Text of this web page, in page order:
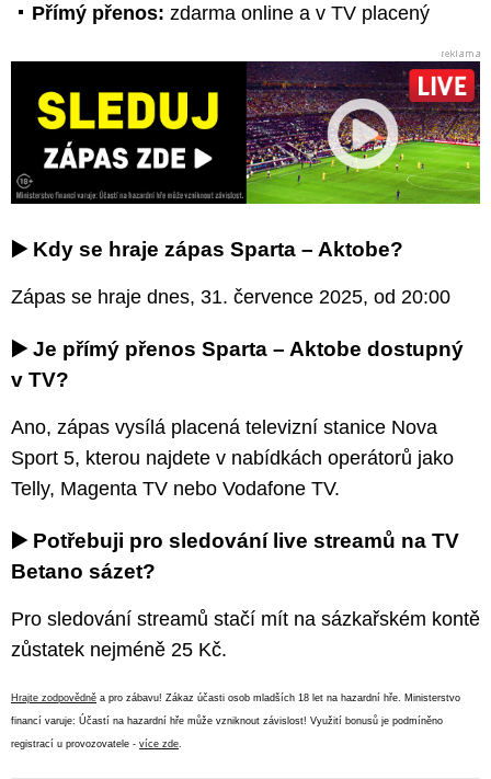
Přímý přenos: zdarma online a v TV placený
▶️ Kdy se hraje zápas Sparta – Aktobe?
Zápas se hraje dnes, 31. července 2025, od 20:00
▶️ Je přímý přenos Sparta – Aktobe dostupný
v TV?
Ano, zápas vysílá placená televizní stanice Nova
Sport 5, kterou najdete v nabídkách operátorů jako
Telly, Magenta TV nebo Vodafone TV.
▶️ Potřebuji pro sledování live streamů na TV
Betano sázet?
Pro sledování streamů stačí mít na sázkařském kontě
zůstatek nejméně 25 Kč.
Hrajte zodpovědně a pro zábavu! Zákaz účasti osob mladších 18 let na hazardní hře. Ministerstvo
financí varuje: Účastí na hazardní hře může vzniknout závislost! Využití bonusů je podmíněno
registrací u provozovatele - více zde.